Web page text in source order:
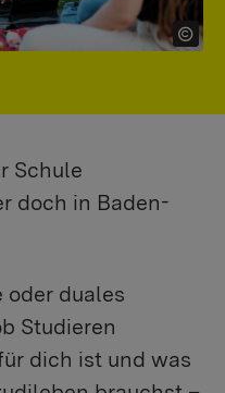
Schule
doch in Baden-
oder duales
Studieren
dich ist und was